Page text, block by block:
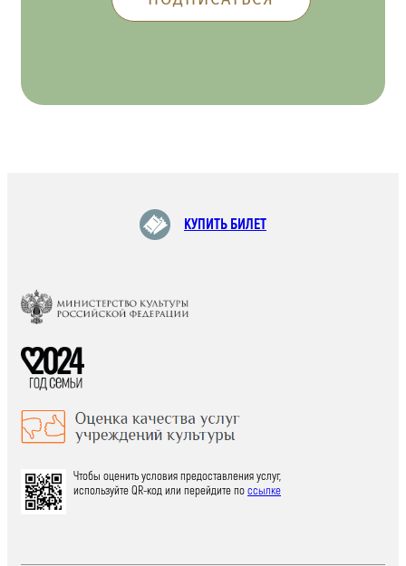
КУПИТЬ БИЛЕТ
Чтобы оценить условия предоставления услуг,
используйте QR-код или перейдите поссылке